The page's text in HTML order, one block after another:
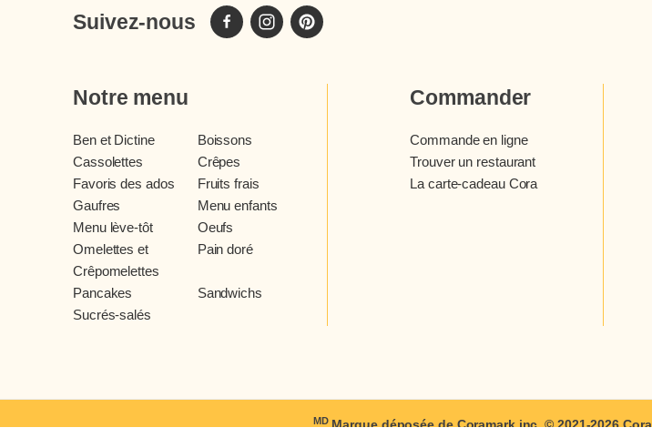
Suivez-nous
Notre menu
Ben et Dictine
Boissons
Cassolettes
Crêpes
Favoris des ados
Fruits frais
Gaufres
Menu enfants
Menu lève-tôt
Oeufs
Omelettes et
Crêpomelettes
Pain doré
Pancakes
Sandwichs
Sucrés-salés
Commander
Commande en ligne
Trouver un restaurant
La carte-cadeau Cora
MDMarque déposée de Coramark inc. © 2021-2026